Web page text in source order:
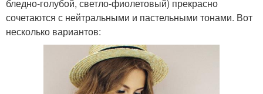
бледно-голубой, светло-фиолетовый) прекрасно
сочетаются с нейтральными и пастельными тонами. Вот
несколько вариантов: